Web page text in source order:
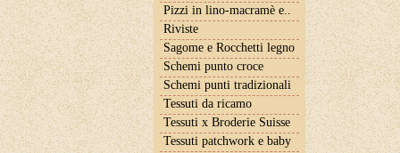
Pizzi in lino-macramè e..
Riviste
Sagome e Rocchetti legno
Schemi punto croce
Schemi punti tradizionali
Tessuti da ricamo
Tessuti x Broderie Suisse
Tessuti patchwork e baby